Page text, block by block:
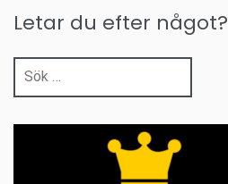
Letar du efter något?
Sök